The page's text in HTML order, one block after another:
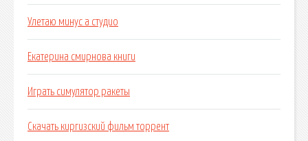
Улетаю минус а студио
Екатерина смирнова книги
Играть симулятор ракеты
Скачать киргизский фильм торрент